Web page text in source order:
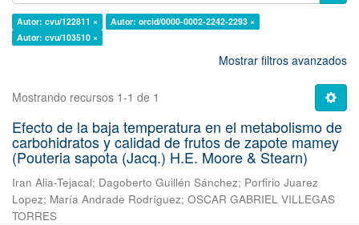
Autor: cvu/122811 ×
Autor: orcid/0000-0002-2242-2293 ×
Autor: cvu/103510 ×
Mostrar filtros avanzados
Mostrando recursos 1-1 de 1
Efecto de la baja temperatura en el metabolismo de
carbohidratos y calidad de frutos de zapote mamey
(Pouteria sapota (Jacq.) H.E. Moore & Stearn)
Iran Alia-Tejacal; Dagoberto Guillén Sánchez; Porfirio Juarez
Lopez; María Andrade Rodríguez; OSCAR GABRIEL VILLEGAS
TORRES